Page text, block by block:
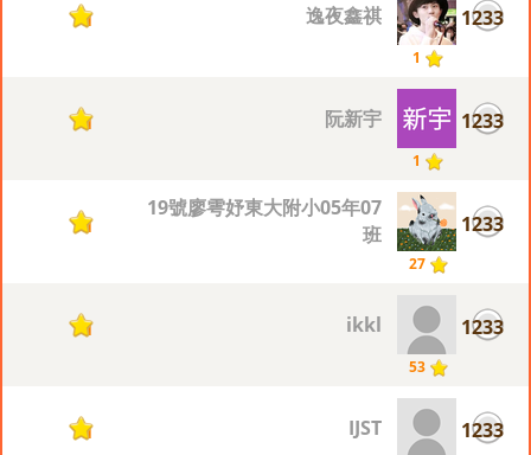
1233
1
逸夜鑫祺
1
1233
1
阮新宇
1
1233
27
19號廖雩妤東大附小05年07
班
1
1233
53
ikkl
1
1233
IJST
1